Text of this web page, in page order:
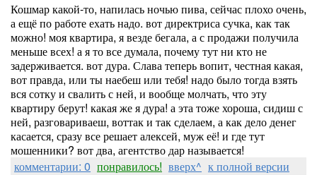
Кошмар какой-то, напилась ночью пива, сейчас плохо очень,
а ещё по работе ехать надо. вот директриса сучка, как так
можно! моя квартира, я везде бегала, а с продажи получила
меньше всех! а я то все думала, почему тут ни кто не
задерживается. вот дура. Слава теперь вопит, честная какая,
вот правда, или ты наебеш или тебя! надо было тогда взять
вся сотку и свалить с ней, и вообще молчать, что эту
квартиру берут! какая же я дура! а эта тоже хороша, сидиш с
ней, разговариваеш, воттак и так сделаем, а как дело денег
касается, сразу все решает алексей, муж её! и где тут
мошенники? вот два, агентство дар называется!
комментарии: 0 понравилось! вверх^ к полной версии